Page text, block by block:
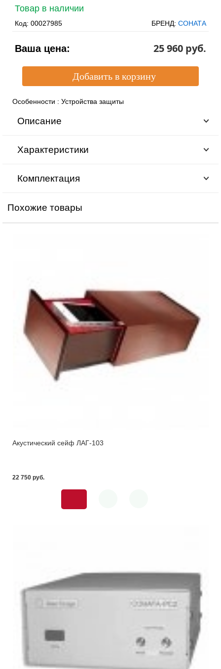
Товар в наличии
Код: 00027985 БРЕНД: СОНАТА
Ваша цена: 25 960 pуб.
Особенности : Устройства защиты
Описание
Характеристики
Комплектация
Похожие товары
Акустический сейф ЛАГ-103
22 750 pуб.